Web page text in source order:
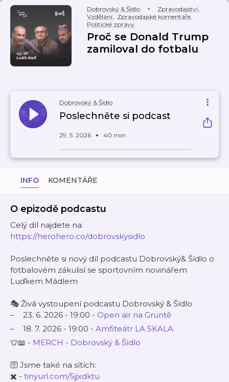
Dobrovský & Šídlo Zpravodajství,
Vzdělání, Zpravodajské komentáře,
Politické zprávy
Proč se Donald Trump
zamiloval do fotbalu
Dobrovský & Šídlo
Poslechněte si podcast
29. 5. 2026 40 min
INFO KOMENTÁŘE
O epizodě podcastu
Celý díl najdete na:
https://herohero.co/dobrovskysidlo
Poslechněte si nový díl podcastu Dobrovský& Šídlo o
fotbalovém zákulisí se sportovním novinářem
Luďkem Mádlem
🎭 Živá vystoupení podcastu Dobrovský & Šídlo
23. 6. 2026 - 19:00 - Open air na Gruntě
18. 7. 2026 - 19:00 - Amfiteátr LA SKALA
👕📖 - MERCH - Dobrovský & Šídlo
🛜 Jsme také na sítích:
✖️ - tinyurl.com/5jjxdktu